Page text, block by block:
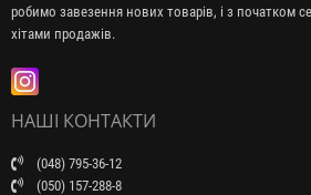
робимо завезення нових товарів, і з початком
хітами продажів.
НАШІ КОНТАКТИ
(048) 795-36-12
(050) 157-288-8